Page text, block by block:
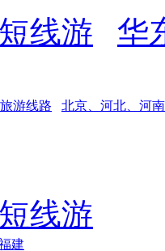
线游
华
游线路
北京、河北、河
线游
建